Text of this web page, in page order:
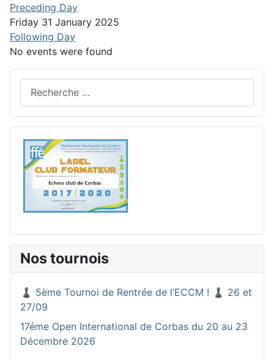
Preceding Day
Friday 31 January 2025
Following Day
No events were found
Nos tournois
♟️ 5ème Tournoi de Rentrée de l’ECCM ! ♟️ 26 et
27/09
17éme Open International de Corbas du 20 au 23
Décembre 2026